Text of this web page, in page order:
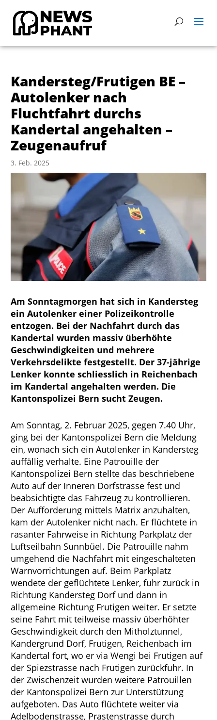
Kandersteg/Frutigen BE –
Autolenker nach
Fluchtfahrt durchs
Kandertal angehalten –
Zeugenaufruf
3. Feb. 2025
Am Sonntagmorgen hat sich in Kandersteg
ein Autolenker einer Polizeikontrolle
entzogen. Bei der Nachfahrt durch das
Kandertal wurden massiv überhöhte
Geschwindigkeiten und mehrere
Verkehrsdelikte festgestellt. Der 37-jährige
Lenker konnte schliesslich in Reichenbach
im Kandertal angehalten werden. Die
Kantonspolizei Bern sucht Zeugen.
Am Sonntag, 2. Februar 2025, gegen 7.40 Uhr,
ging bei der Kantonspolizei Bern die Meldung
ein, wonach sich ein Autolenker in Kandersteg
auffällig verhalte. Eine Patrouille der
Kantonspolizei Bern stellte das beschriebene
Auto auf der Inneren Dorfstrasse fest und
beabsichtigte das Fahrzeug zu kontrollieren.
Der Aufforderung mittels Matrix anzuhalten,
kam der Autolenker nicht nach. Er flüchtete in
rasanter Fahrweise in Richtung Parkplatz der
Luftseilbahn Sunnbüel. Die Patrouille nahm
umgehend die Nachfahrt mit eingeschalteten
Warnvorrichtungen auf. Beim Parkplatz
wendete der geflüchtete Lenker, fuhr zurück in
Richtung Kandersteg Dorf und dann in
allgemeine Richtung Frutigen weiter. Er setzte
seine Fahrt mit teilweise massiv überhöhter
Geschwindigkeit durch den Mitholztunnel,
Kandergrund Dorf, Frutigen, Reichenbach im
Kandertal fort, wo er via Wengi bei Frutigen auf
der Spiezstrasse nach Frutigen zurückfuhr. In
der Zwischenzeit wurden weitere Patrouillen
der Kantonspolizei Bern zur Unterstützung
aufgeboten. Das Auto flüchtete weiter via
Adelbodenstrasse, Prastenstrasse durch